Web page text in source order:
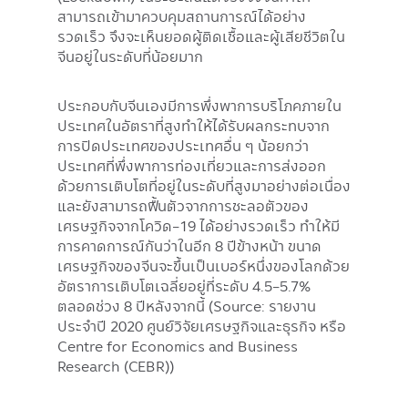
สามารถเข้ามาควบคุมสถานการณ์ได้อย่าง
รวดเร็ว จึงจะเห็นยอดผู้ติดเชื้อและผู้เสียชีวิตใน
จีนอยู่ในระดับที่น้อยมาก
ประกอบกับจีนเองมีการพึ่งพาการบริโภคภายใน
ประเทศในอัตราที่สูงทำให้ได้รับผลกระทบจาก
การปิดประเทศของประเทศอื่น ๆ น้อยกว่า
ประเทศที่พึ่งพาการท่องเที่ยวและการส่งออก
ด้วยการเติบโตที่อยู่ในระดับที่สูงมาอย่างต่อเนื่อง
และยังสามารถฟื้นตัวจากการชะลอตัวของ
เศรษฐกิจจากโควิด-19 ได้อย่างรวดเร็ว ทำให้มี
การคาดการณ์กันว่าในอีก 8 ปีข้างหน้า ขนาด
เศรษฐกิจของจีนจะขึ้นเป็นเบอร์หนึ่งของโลกด้วย
อัตราการเติบโตเฉลี่ยอยู่ที่ระดับ 4.5-5.7%
ตลอดช่วง 8 ปีหลังจากนี้ (Source: รายงาน
ประจำปี 2020 ศูนย์วิจัยเศรษฐกิจและธุรกิจ หรือ
Centre for Economics and Business
Research (CEBR))